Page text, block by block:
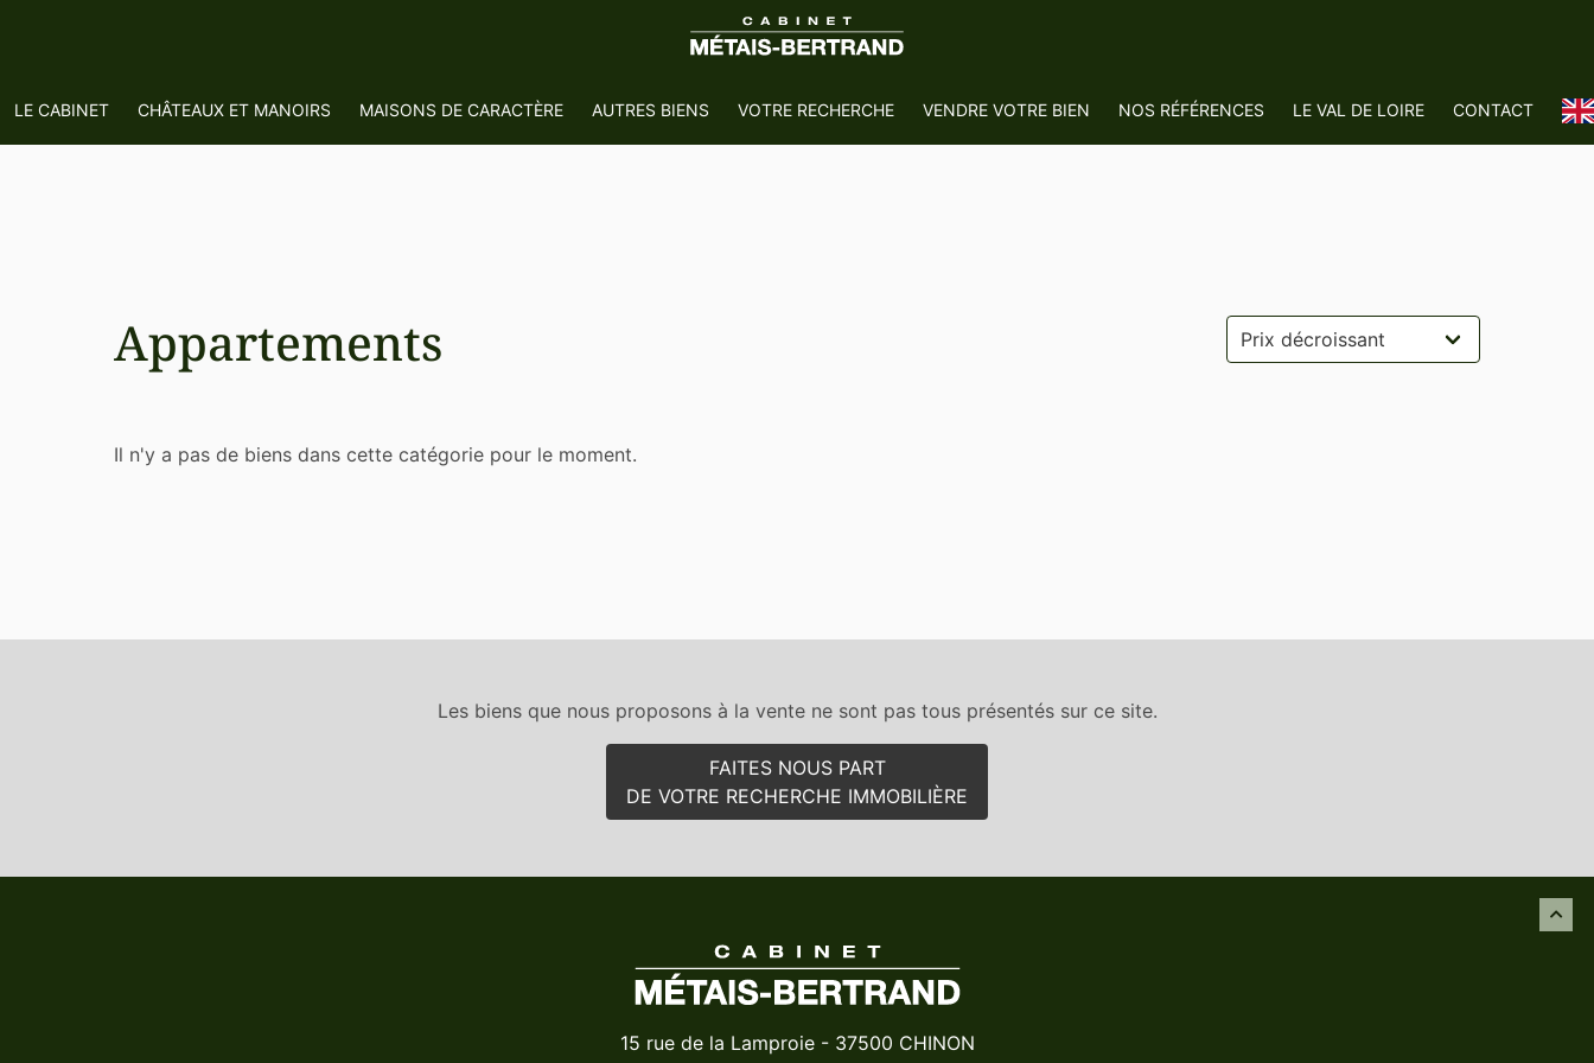
LE CABINET CHÂTEAUX ET MANOIRS MAISONS DE CARACTÈRE AUTRES BIENS VOTRE RECHERCHE VENDRE VOTRE BIEN NOS RÉFÉRENCES LE VAL DE LOIRE CONTACT
Appartements
Il n'y a pas de biens dans cette catégorie pour le moment.
Les biens que nous proposons à la vente ne sont pas tous présentés sur ce site.
FAITES NOUS PART
DE VOTRE RECHERCHE IMMOBILIÈRE
15 rue de la Lamproie - 37500 CHINON